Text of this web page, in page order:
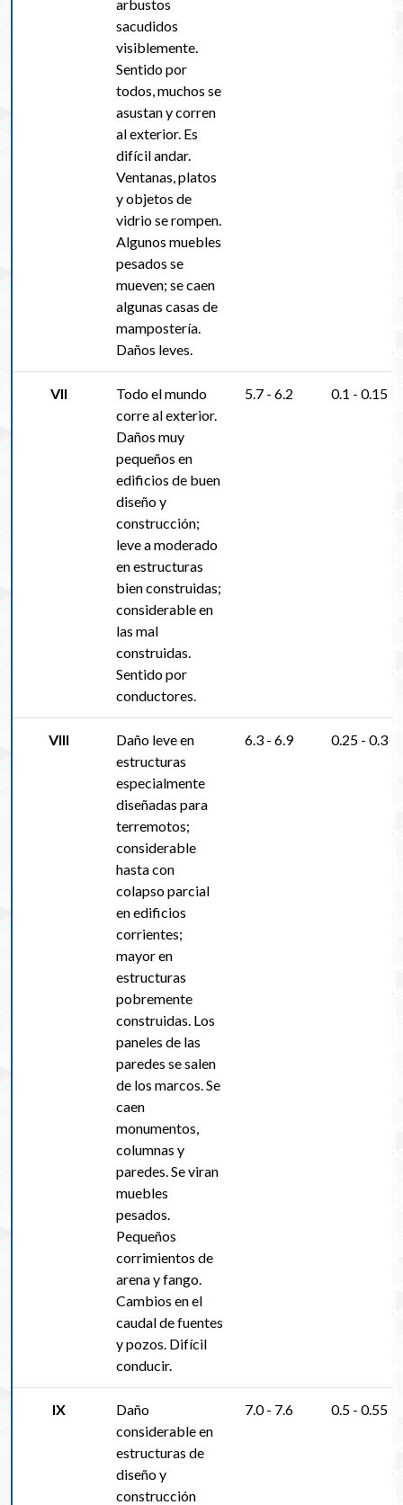
arbustos
sacudidos
visiblemente.
Sentido por
todos, muchos se
asustan y corren
al exterior. Es
difícil andar.
Ventanas, platos
y objetos de
vidrio se rompen.
Algunos muebles
pesados se
mueven; se caen
algunas casas de
mampostería.
Daños leves.
VII
Todo el mundo
corre al exterior.
Daños muy
pequeños en
edificios de buen
diseño y
construcción;
leve a moderado
en estructuras
bien construidas;
considerable en
las mal
construidas.
Sentido por
conductores.
5.7 - 6.2 0.1 - 0.15
VIII
Daño leve en
estructuras
especialmente
diseñadas para
terremotos;
considerable
hasta con
colapso parcial
en edificios
corrientes;
mayor en
estructuras
pobremente
construidas. Los
paneles de las
paredes se salen
de los marcos. Se
caen
monumentos,
columnas y
paredes. Se viran
muebles
pesados.
Pequeños
corrimientos de
arena y fango.
Cambios en el
caudal de fuentes
y pozos. Difícil
conducir.
6.3 - 6.9 0.25 - 0.3
IX
Daño
considerable en
estructuras de
diseño y
construcción
7.0 - 7.6 0.5 - 0.55